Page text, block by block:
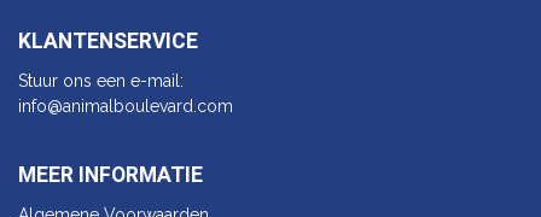
KLANTENSERVICE
Stuur ons een e-mail:
info@animalbo​ulevard.com
MEER INFORMATIE